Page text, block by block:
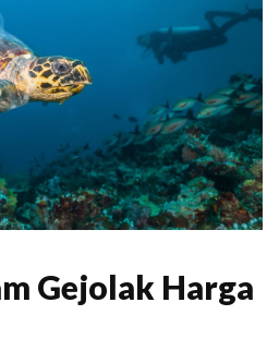
Gejolak Harga